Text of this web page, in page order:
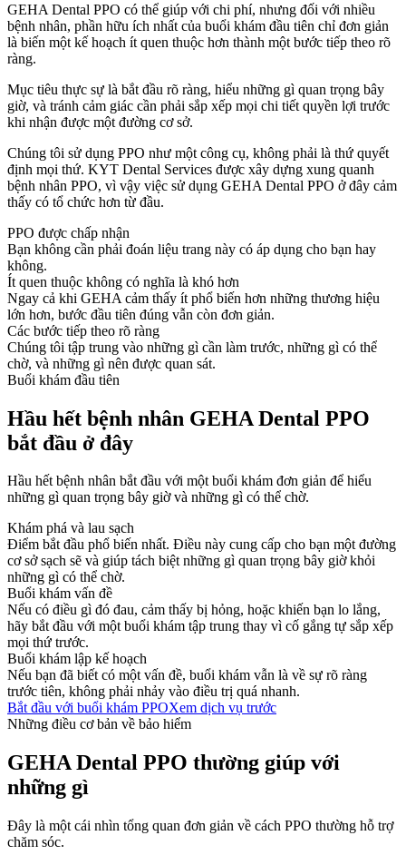
GEHA Dental PPO có thể giúp với chi phí, nhưng đối với nhiều
bệnh nhân, phần hữu ích nhất của buổi khám đầu tiên chỉ đơn giản
là biến một kế hoạch ít quen thuộc hơn thành một bước tiếp theo rõ
ràng.
Mục tiêu thực sự là bắt đầu rõ ràng, hiểu những gì quan trọng bây
giờ, và tránh cảm giác cần phải sắp xếp mọi chi tiết quyền lợi trước
khi nhận được một đường cơ sở.
Chúng tôi sử dụng PPO như một công cụ, không phải là thứ quyết
định mọi thứ. KYT Dental Services được xây dựng xung quanh
bệnh nhân PPO, vì vậy việc sử dụng GEHA Dental PPO ở đây cảm
thấy có tổ chức hơn từ đầu.
PPO được chấp nhận
Bạn không cần phải đoán liệu trang này có áp dụng cho bạn hay
không.
Ít quen thuộc không có nghĩa là khó hơn
Ngay cả khi GEHA cảm thấy ít phổ biến hơn những thương hiệu
lớn hơn, bước đầu tiên đúng vẫn còn đơn giản.
Các bước tiếp theo rõ ràng
Chúng tôi tập trung vào những gì cần làm trước, những gì có thể
chờ, và những gì nên được quan sát.
Buổi khám đầu tiên
Hầu hết bệnh nhân GEHA Dental PPO
bắt đầu ở đây
Hầu hết bệnh nhân bắt đầu với một buổi khám đơn giản để hiểu
những gì quan trọng bây giờ và những gì có thể chờ.
Khám phá và lau sạch
Điểm bắt đầu phổ biến nhất. Điều này cung cấp cho bạn một đường
cơ sở sạch sẽ và giúp tách biệt những gì quan trọng bây giờ khỏi
những gì có thể chờ.
Buổi khám vấn đề
Nếu có điều gì đó đau, cảm thấy bị hỏng, hoặc khiến bạn lo lắng,
hãy bắt đầu với một buổi khám tập trung thay vì cố gắng tự sắp xếp
mọi thứ trước.
Buổi khám lập kế hoạch
Nếu bạn đã biết có một vấn đề, buổi khám vẫn là về sự rõ ràng
trước tiên, không phải nhảy vào điều trị quá nhanh.
Bắt đầu với buổi khám PPOXem dịch vụ trước
Những điều cơ bản về bảo hiểm
GEHA Dental PPO thường giúp với
những gì
Đây là một cái nhìn tổng quan đơn giản về cách PPO thường hỗ trợ
chăm sóc.